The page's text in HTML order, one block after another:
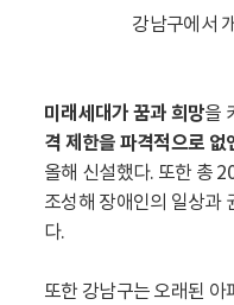
강남구에서
미래세대가 꿈과 희망을
격 제한을 파격적으로
올해 신설했다. 또한 총
조성해 장애인의 일상과
다.
또한 강남구는 오래된 아